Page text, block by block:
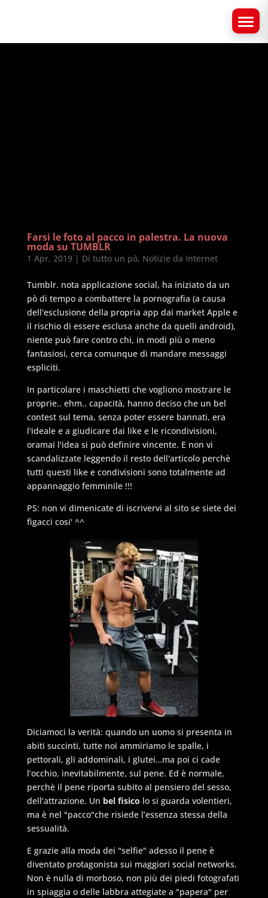
Farsi le foto al pacco in palestra. La nuova
moda su TUMBLR
1 Apr, 2019| Di tutto un pò, Notizie da Internet
Tumblr. nota applicazione social, ha iniziato da un
pò di tempo a combattere la pornografia (a causa
dell'esclusione della propria app dai market Apple e
il rischio di essere esclusa anche da quelli android),
niente può fare contro chi, in modi più o meno
fantasiosi, cerca comunque di mandare messaggi
espliciti.
In particolare i maschietti che vogliono mostrare le
proprie.. ehm.. capacità, hanno deciso che un bel
contest sul tema, senza poter essere bannati, era
l'ideale e a giudicare dai like e le ricondivisioni,
oramai l'idea si può definire vincente. E non vi
scandalizzate leggendo il resto dell'articolo perchè
tutti questi like e condivisioni sono totalmente ad
appannaggio femminile !!!
PS: non vi dimenicate di iscrivervi al sito se siete dei
figacci cosi' ^^
Diciamoci la verità: quando un uomo si presenta in
abiti succinti, tutte noi ammiriamo le spalle, i
pettorali, gli addominali, i glutei…ma poi ci cade
l’occhio, inevitabilmente, sul pene. Ed è normale,
perchè il pene riporta subito al pensiero del sesso,
dell’attrazione. Un bel fisico lo si guarda volentieri,
ma è nel "pacco"che risiede l’essenza stessa della
sessualità.
E grazie alla moda dei "selfie" adesso il pene è
diventato protagonista sui maggiori social networks.
Non è nulla di morboso, non più dei piedi fotografati
in spiaggia o delle labbra attegiate a "papera" per